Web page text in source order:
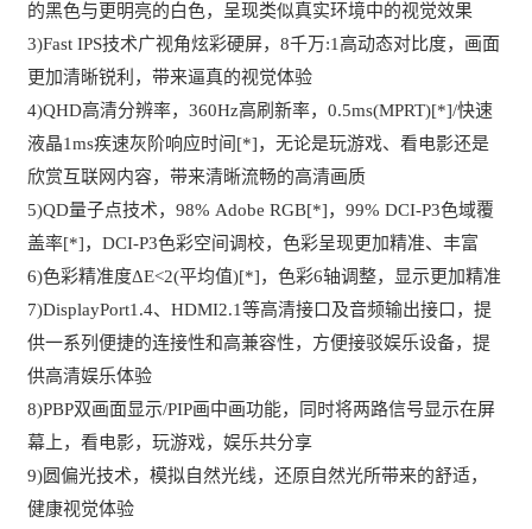
的黑色与更明亮的白色，呈现类似真实环境中的视觉效果
3)Fast IPS技术广视角炫彩硬屏，8千万:1高动态对比度，画面
更加清晰锐利，带来逼真的视觉体验
4)QHD高清分辨率，360Hz高刷新率，0.5ms(MPRT)[*]/快速
液晶1ms疾速灰阶响应时间[*]，无论是玩游戏、看电影还是
欣赏互联网内容，带来清晰流畅的高清画质
5)QD量子点技术，98% Adobe RGB[*]，99% DCI-P3色域覆
盖率[*]，DCI-P3色彩空间调校，色彩呈现更加精准、丰富
6)色彩精准度ΔE<2(平均值)[*]，色彩6轴调整，显示更加精准
7)DisplayPort1.4、HDMI2.1等高清接口及音频输出接口，提
供一系列便捷的连接性和高兼容性，方便接驳娱乐设备，提
供高清娱乐体验
8)PBP双画面显示/PIP画中画功能，同时将两路信号显示在屏
幕上，看电影，玩游戏，娱乐共分享
9)圆偏光技术，模拟自然光线，还原自然光所带来的舒适，
健康视觉体验